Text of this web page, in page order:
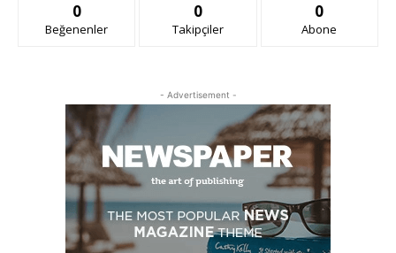
0
Beğenenler
0
Takipçiler
0
Abone
- Advertisement -